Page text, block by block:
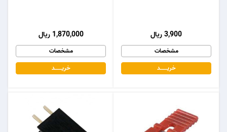
1,870,000 ریال
مشخصات
خریـــــــد
3,900 ریال
مشخصات
خریـــــــد